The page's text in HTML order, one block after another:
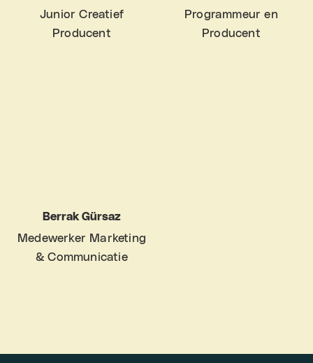
Junior Creatief
Producent
Programmeur en
Producent
Berrak Gürsaz
Medewerker Marketing
& Communicatie